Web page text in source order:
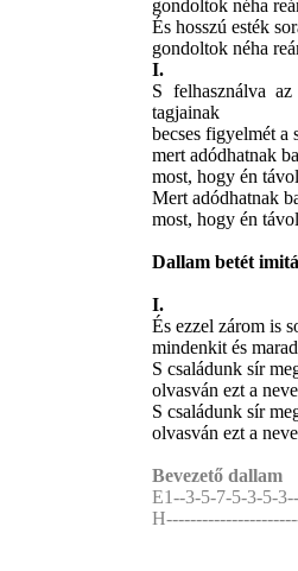
gondoltok néha
És hosszú esték
gondoltok néha
I.
S felhasználva
tagjainak
becses figyelmét a
mert adódhatnak
most, hogy én
Mert adódhatnak
most, hogy én
Dallam betét
I.
És ezzel zárom is
mindenkit és
S családunk sír
olvasván ezt a
S családunk sír
olvasván ezt a
Bevezető dallam
E1--3-5-7-5-3-5-